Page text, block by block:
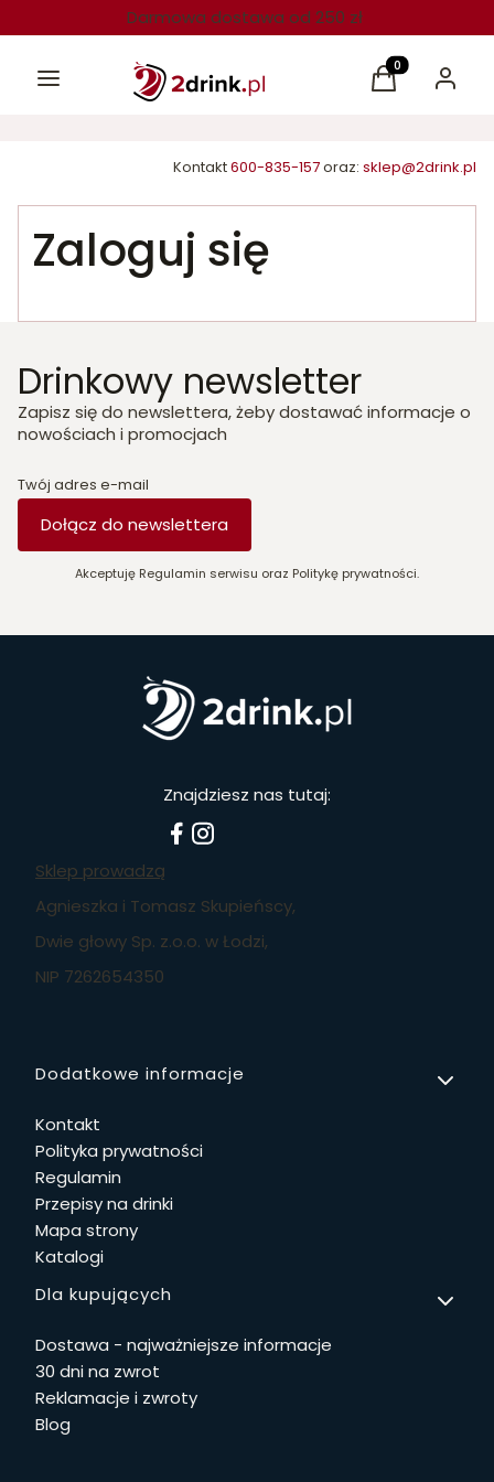
Darmowa dostawa od 250 zł
Menu Produkty w
Koszyk Zaloguj
Kontakt600-835-157oraz: sklep@2drink.pl
Zaloguj się
Drinkowy newsletter
Zapisz się do newslettera, żeby dostawać informacje o
nowościach i promocjach
Twój adres e-mail
Dołącz do newslettera
Akceptuję Regulamin serwisu oraz Politykę prywatności.
Znajdziesz nas tutaj:
Sklep prowadzą
Agnieszka i Tomasz Skupieńscy,
Dwie głowy Sp. z.o.o. w Łodzi,
NIP 7262654350
Linki w stopce
Dodatkowe informacje
Kontakt
Polityka prywatności
Regulamin
Przepisy na drinki
Mapa strony
Katalogi
Dla kupujących
Dostawa - najważniejsze informacje
30 dni na zwrot
Reklamacje i zwroty
Blog